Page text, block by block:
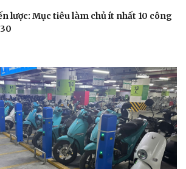
lược: Mục tiêu làm chủ ít nhất 10 công